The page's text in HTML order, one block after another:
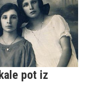
pot iz